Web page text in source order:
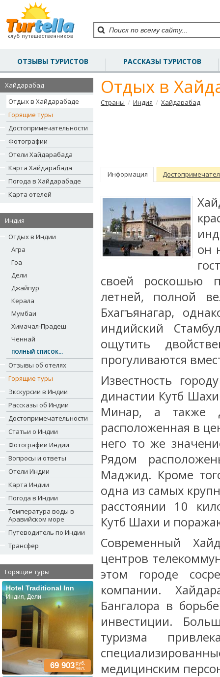
ОТЗЫВЫ ТУРИСТОВ РАССКАЗЫ ТУРИСТОВ
Хайдарабад
Отдых в Хайдарабаде
Горящие туры
Достопримечательности
Фотографии
Отели Хайдарабада
Карта Хайдарабада
Погода в Хайдарабаде
Карта отелей
Индия
Отдых в Индии
Агра
Гоа
Дели
Джайпур
Керала
Мумбаи
Химачал-Прадеш
Ченнай
ПОЛНЫЙ СПИСОК...
Отзывы об отелях
Горящие туры
Экскурсии в Индии
Рассказы об Индии
Достопримечательности
Статьи о Индии
Фотографии Индии
Вопросы и ответы
Отели Индии
Карта Индии
Погода в Индии
Температура воды в
Аравийском море
Путеводитель по Индии
Трансфер
Горящие туры
Hotel Traditional Inn
Индия, Дели
69 903руб.
чел.
Отдых в
Страны / Индия / Хайдарабад
Информация
он
своей роскошью
летней, полной
Бхагъянагар,
индийский
ощутить
прогуливаются
Известность
династии Кутб
Минар, а также
расположенная в
него то же
Рядом
Маджид. Кроме
одна из самых
расстоянии 10
Кутб Шахи и
Современный
центров
этом городе
компании.
Бангалора в
инвестиции.
туризма
медицинским